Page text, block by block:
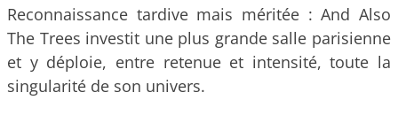
Reconnaissance tardive mais méritée : And Also
The Trees investit une plus grande salle parisienne
et y déploie, entre retenue et intensité, toute la
singularité de son univers.